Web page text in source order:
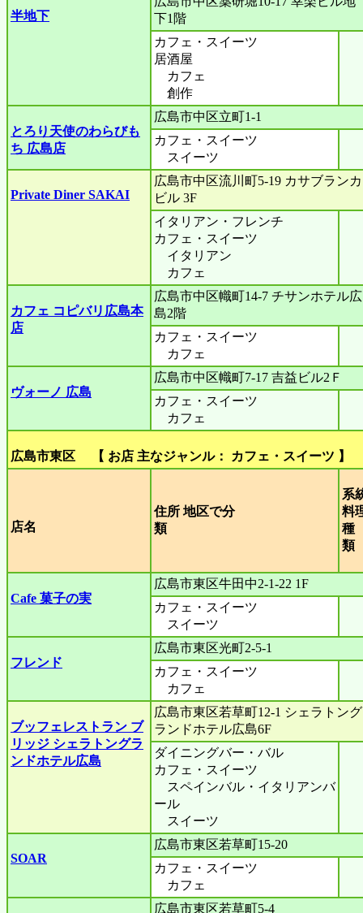
半地下
下1階
カフェ・スイーツ
居酒屋
カフェ
創作
とろり天使のわらびも
ち 広島店
広島市中区立町1-1
カフェ・スイーツ
スイーツ
Private Diner SAKAI
広島市中区流川町5-19 カサブランカ
ビル 3F
イタリアン・フレンチ
カフェ・スイーツ
イタリアン
カフェ
カフェ コピバリ広島本
店
広島市中区幟町14-7 チサンホテル広
島2階
カフェ・スイーツ
カフェ
ヴォーノ 広島
広島市中区幟町7-17 吉益ビル2Ｆ
カフェ・スイーツ
カフェ
広島市東区 【 お店 主なジャンル： カフェ・スイーツ 】
店名
住所 地区で分
類
系
料
種
Cafe 菓子の実
広島市東区牛田中2-1-22 1F
カフェ・スイーツ
スイーツ
フレンド
広島市東区光町2-5-1
カフェ・スイーツ
カフェ
ブッフェレストラン ブ
リッジ シェラトングラ
ンドホテル広島
広島市東区若草町12-1 シェラトング
ランドホテル広島6F
ダイニングバー・バル
カフェ・スイーツ
スペインバル・イタリアンバ
ール
スイーツ
SOAR
広島市東区若草町15-20
カフェ・スイーツ
カフェ
広島市東区若草町5-4